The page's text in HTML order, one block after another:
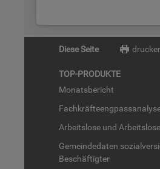
Diese Seite
TOP-PRO­DUK­TE
Mo­nats­be­richt
Ar­beits­lo­se und
Ge­mein­de­da­ten
Be­schäf­tig­ter